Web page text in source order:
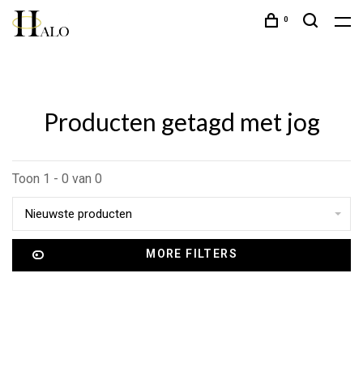
0
Producten getagd met jog
Toon 1 - 0 van 0
Nieuwste producten
MORE FILTERS